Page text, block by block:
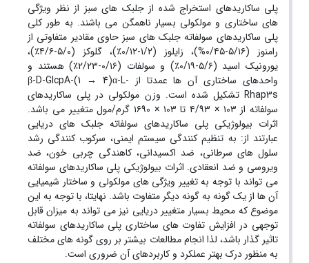
پلی ساکاریدهای استخراج شده از جلبک های سبز از نظر ویژگی
های ساختاری و مولکولی بسیار ناهمگن می باشند. به طور کلی
پلی ساکاریدهای سولفاته جلبک های سبز حاوی مقادیر متفاوتی از
رامنوز (٥/١٦-٠/٤٥%)، زایلوز (١/٢-٠/١٢٪)، گلوکز (٥/٠-٤/٦٪)،
یورونیک اسید (٥/٦-٠/١٩٪) و سولفات (٠/١٦-٢/٢٣٪) هستند و
واحدهای ساختاری آن ها عمدتا از β-D-GlcpA-(1 → 4)α-L-
Rhap3s تشکیل شده است. وزن مولکولی در پلی ساکاریدهای
سولفاته از ۱۰۳ × ۴/۹۳ تا ۱۰۳ × ۱۶۹۰ گرم/مول متغییر می باشد.
اثرات بیولوژیکی پلی ساکاریدهای سولفاته جلبک های دریایی
عبارتند از: به تنظیم کنندگی سیستم ایمنی، سرکوب کنندگی رشد
سلول های سرطانی، ضد اکسیدانی، کاهندگی چربی خون، ضد
ویروسی و ضد انعقادی. اثرات بیولوژیکی پلی ساکاریدهای سولفاته
می تواند با توجه به تغییر ویژگی های مولکولی و ساختار شیمیایی
آن ها از یک گونه به گونه دیگر متفاوت باشد. نهایتا، با توجه به این
موضوع که محیط بسیار متغییر دریایی نیز می تواند به میزان قابل
توجهی در افزایش تفاوت های ساختاری پلی ساکاریدهای سولفاته
تاثیر گذار باشد، لذا انجام مطالعات بیشتر بر روی گونه های مختلف
به منظور درک بهتر عملکرد و کاربردهای آن ضروری است.